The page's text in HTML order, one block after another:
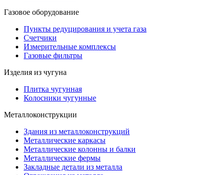
Газовое оборудование
Пункты редуцирования и учета газа
Счетчики
Измерительные комплексы
Газовые фильтры
Изделия из чугуна
Плитка чугунная
Колосники чугунные
Металлоконструкции
Здания из металлоконструкций
Металлические каркасы
Металлические колонны и балки
Металлические фермы
Закладные детали из металла